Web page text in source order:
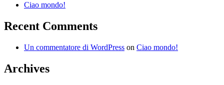
Ciao mondo!
Recent Comments
Un commentatore di WordPress on Ciao mondo!
Archives